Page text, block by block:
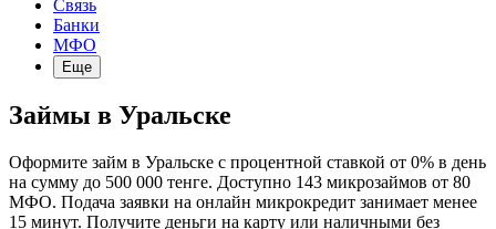
Связь
Банки
МФО
Еще
Займы в Уральске
Оформите займ в Уральске с процентной ставкой от 0% в день
на сумму до 500 000 тенге. Доступно 143 микрозаймов от 80
МФО. Подача заявки на онлайн микрокредит занимает менее
15 минут. Получите деньги на карту или наличными без